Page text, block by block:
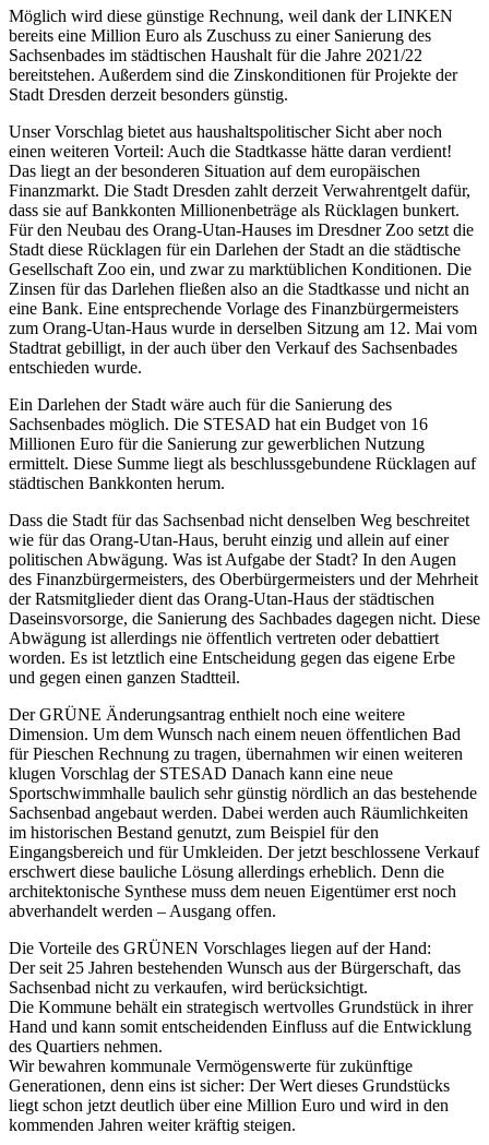
Möglich wird diese günstige Rechnung, weil dank der LINKEN
bereits eine Million Euro als Zuschuss zu einer Sanierung des
Sachsenbades im städtischen Haushalt für die Jahre 2021/22
bereitstehen. Außerdem sind die Zinskonditionen für Projekte der
Stadt Dresden derzeit besonders günstig.
Unser Vorschlag bietet aus haushaltspolitischer Sicht aber noch
einen weiteren Vorteil: Auch die Stadtkasse hätte daran verdient!
Das liegt an der besonderen Situation auf dem europäischen
Finanzmarkt. Die Stadt Dresden zahlt derzeit Verwahrentgelt dafür,
dass sie auf Bankkonten Millionenbeträge als Rücklagen bunkert.
Für den Neubau des Orang-Utan-Hauses im Dresdner Zoo setzt die
Stadt diese Rücklagen für ein Darlehen der Stadt an die städtische
Gesellschaft Zoo ein, und zwar zu marktüblichen Konditionen. Die
Zinsen für das Darlehen fließen also an die Stadtkasse und nicht an
eine Bank. Eine entsprechende Vorlage des Finanzbürgermeisters
zum Orang-Utan-Haus wurde in derselben Sitzung am 12. Mai vom
Stadtrat gebilligt, in der auch über den Verkauf des Sachsenbades
entschieden wurde.
Ein Darlehen der Stadt wäre auch für die Sanierung des
Sachsenbades möglich. Die STESAD hat ein Budget von 16
Millionen Euro für die Sanierung zur gewerblichen Nutzung
ermittelt. Diese Summe liegt als beschlussgebundene Rücklagen auf
städtischen Bankkonten herum.
Dass die Stadt für das Sachsenbad nicht denselben Weg beschreitet
wie für das Orang-Utan-Haus, beruht einzig und allein auf einer
politischen Abwägung. Was ist Aufgabe der Stadt? In den Augen
des Finanzbürgermeisters, des Oberbürgermeisters und der Mehrheit
der Ratsmitglieder dient das Orang-Utan-Haus der städtischen
Daseinsvorsorge, die Sanierung des Sachbades dagegen nicht. Diese
Abwägung ist allerdings nie öffentlich vertreten oder debattiert
worden. Es ist letztlich eine Entscheidung gegen das eigene Erbe
und gegen einen ganzen Stadtteil.
Der GRÜNE Änderungsantrag enthielt noch eine weitere
Dimension. Um dem Wunsch nach einem neuen öffentlichen Bad
für Pieschen Rechnung zu tragen, übernahmen wir einen weiteren
klugen Vorschlag der STESAD Danach kann eine neue
Sportschwimmhalle baulich sehr günstig nördlich an das bestehende
Sachsenbad angebaut werden. Dabei werden auch Räumlichkeiten
im historischen Bestand genutzt, zum Beispiel für den
Eingangsbereich und für Umkleiden. Der jetzt beschlossene Verkauf
erschwert diese bauliche Lösung allerdings erheblich. Denn die
architektonische Synthese muss dem neuen Eigentümer erst noch
abverhandelt werden – Ausgang offen.
Die Vorteile des GRÜNEN Vorschlages liegen auf der Hand:
Der seit 25 Jahren bestehenden Wunsch aus der Bürgerschaft, das
Sachsenbad nicht zu verkaufen, wird berücksichtigt.
Die Kommune behält ein strategisch wertvolles Grundstück in ihrer
Hand und kann somit entscheidenden Einfluss auf die Entwicklung
des Quartiers nehmen.
Wir bewahren kommunale Vermögenswerte für zukünftige
Generationen, denn eins ist sicher: Der Wert dieses Grundstücks
liegt schon jetzt deutlich über eine Million Euro und wird in den
kommenden Jahren weiter kräftig steigen.